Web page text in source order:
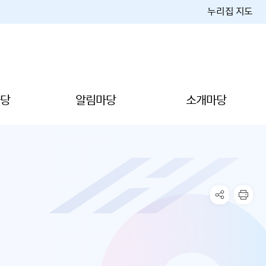
누리집 지도
알림마당 소개마당